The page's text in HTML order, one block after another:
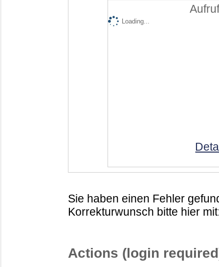
Loading...
Sie haben einen Fehler
Korrekturwunsch bitte hier
Actions (login